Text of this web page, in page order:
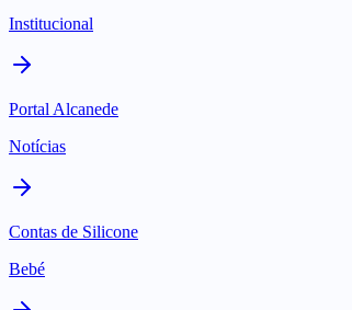
Institucional
Portal Alcanede
Notícias
Contas de Silicone
Bebé